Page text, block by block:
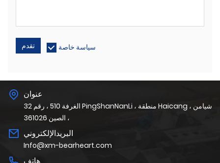
تقدم سياسة خاصة
عنوان
الغرفة 510 ، رقم 32 PingShanNanLi ، منطقة Haicang ، شيامن
، الصين 361026
البريدالإلكتروني
Info@xm-bearheart.com
هاتف